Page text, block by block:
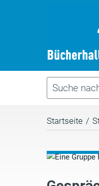
Startseite /